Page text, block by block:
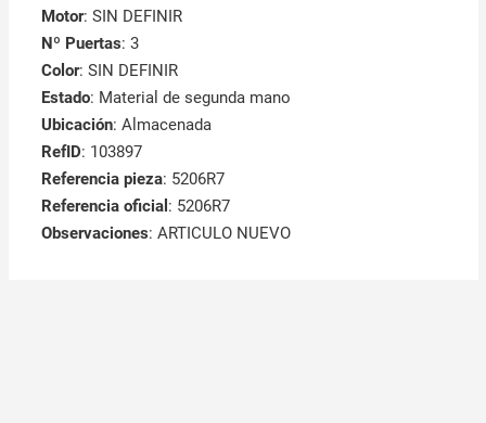
Motor: SIN DEFINIR
Nº Puertas: 3
Color: SIN DEFINIR
Estado: Material de segunda mano
Ubicación: Almacenada
RefID: 103897
Referencia pieza: 5206R7
Referencia oficial : 5206R7
Observaciones: ARTICULO NUEVO